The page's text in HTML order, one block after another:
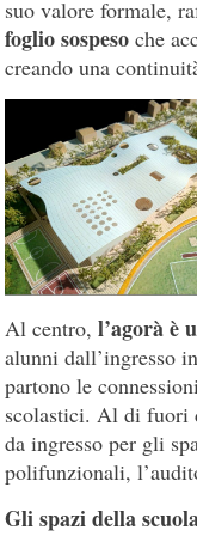
suo valore formale,
foglio sospeso che
creando una
Al centro,l’agorà è
alunni dall’ingresso
partono le
scolastici. Al di fuori
da ingresso per gli
polifunzionali,
Gli spazi della